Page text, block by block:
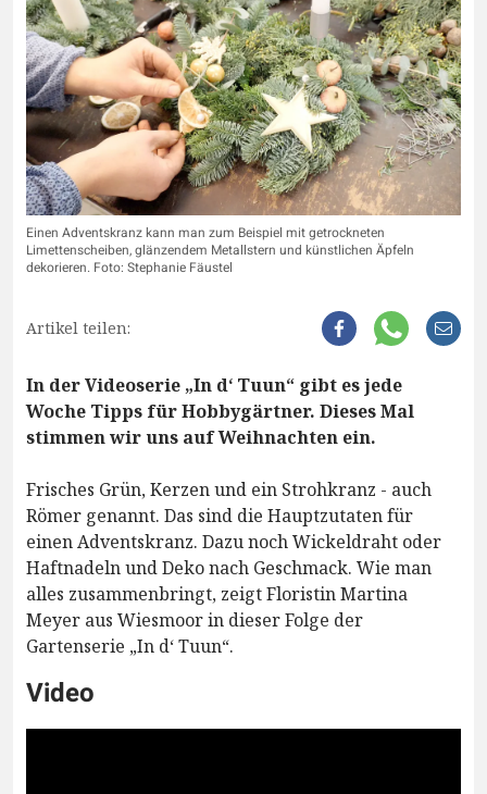
Einen Adventskranz kann man zum Beispiel mit getrockneten
Limettenscheiben, glänzendem Metallstern und künstlichen Äpfeln
dekorieren. Foto: Stephanie Fäustel
Artikel teilen:
In der Videoserie „In d‘ Tuun“ gibt es jede
Woche Tipps für Hobbygärtner. Dieses Mal
stimmen wir uns auf Weihnachten ein.
Frisches Grün, Kerzen und ein Strohkranz - auch
Römer genannt. Das sind die Hauptzutaten für
einen Adventskranz. Dazu noch Wickeldraht oder
Haftnadeln und Deko nach Geschmack. Wie man
alles zusammenbringt, zeigt Floristin Martina
Meyer aus Wiesmoor in dieser Folge der
Gartenserie „In d‘ Tuun“.
Video